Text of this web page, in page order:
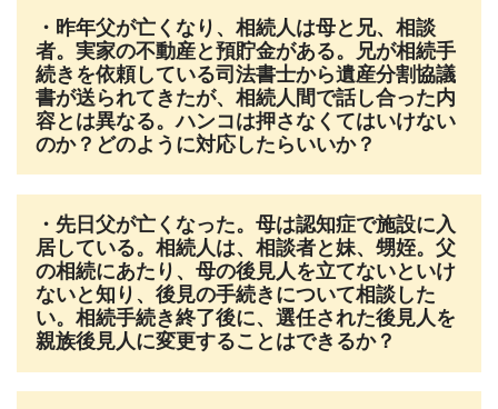
・昨年父が亡くなり、相続人は母と兄、相談
者。実家の不動産と預貯金がある。兄が相続手
続きを依頼している司法書士から遺産分割協議
書が送られてきたが、相続人間で話し合った内
容とは異なる。ハンコは押さなくてはいけない
のか？どのように対応したらいいか？
・先日父が亡くなった。母は認知症で施設に入
居している。相続人は、相談者と妹、甥姪。父
の相続にあたり、母の後見人を立てないといけ
ないと知り、後見の手続きについて相談した
い。相続手続き終了後に、選任された後見人を
親族後見人に変更することはできるか？